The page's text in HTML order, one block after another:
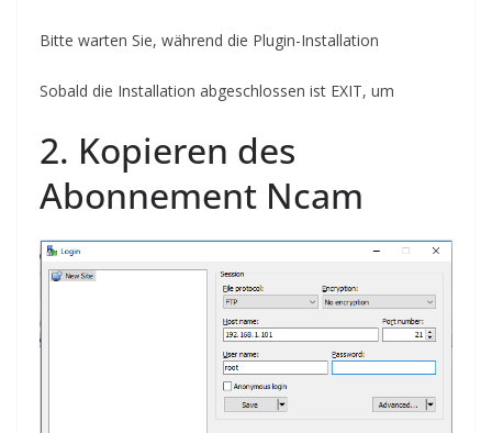
Bitte warten Sie, während die Plugin-Installation
Sobald die Installation abgeschlossen ist EXIT, um
2. Kopieren des
Abonnement Ncam